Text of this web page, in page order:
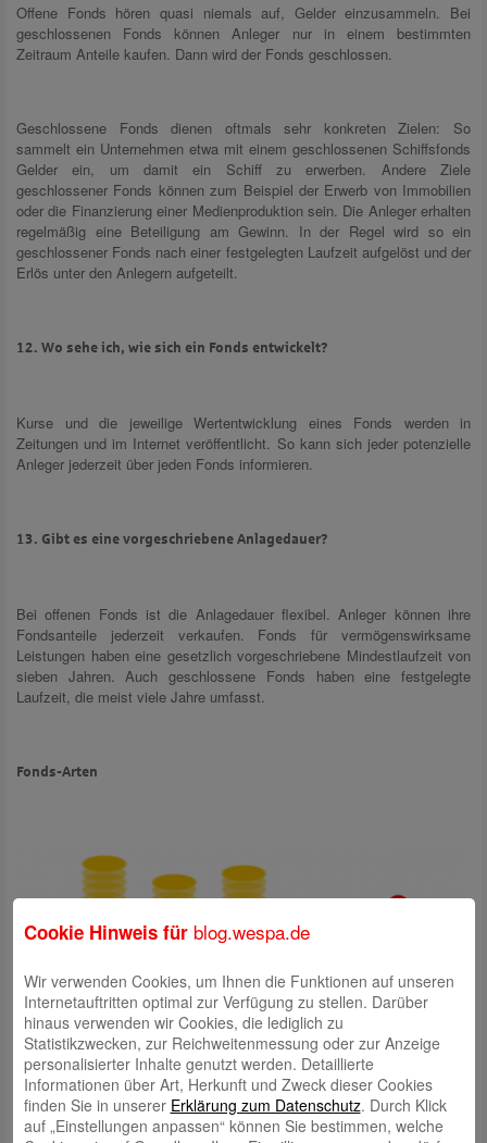
Offene Fonds hören quasi niemals auf, Gelder einzusammeln. Bei
geschlossenen Fonds können Anleger nur in einem bestimmten
Zeitraum Anteile kaufen. Dann wird der Fonds geschlossen.
Geschlossene Fonds dienen oftmals sehr konkreten Zielen: So
sammelt ein Unternehmen etwa mit einem geschlossenen Schiffsfonds
Gelder ein, um damit ein Schiff zu erwerben. Andere Ziele
geschlossener Fonds können zum Beispiel der Erwerb von Immobilien
oder die Finanzierung einer Medienproduktion sein. Die Anleger erhalten
regelmäßig eine Beteiligung am Gewinn. In der Regel wird so ein
geschlossener Fonds nach einer festgelegten Laufzeit aufgelöst und der
Erlös unter den Anlegern aufgeteilt.
12. Wo sehe ich, wie sich ein Fonds entwickelt?
Kurse und die jeweilige Wertentwicklung eines Fonds werden in
Zeitungen und im Internet veröffentlicht. So kann sich jeder potenzielle
Anleger jederzeit über jeden Fonds informieren.
13. Gibt es eine vorgeschriebene Anlagedauer?
Bei offenen Fonds ist die Anlagedauer flexibel. Anleger können ihre
Fondsanteile jederzeit verkaufen. Fonds für vermögenswirksame
Leistungen haben eine gesetzlich vorgeschriebene Mindestlaufzeit von
sieben Jahren. Auch geschlossene Fonds haben eine festgelegte
Laufzeit, die meist viele Jahre umfasst.
Fonds-Arten
14. Was sind Aktienfonds?
Cookie Hinweis für blog.wespa.de
Wir verwenden Cookies, um Ihnen die Funktionen auf unseren
Internetauftritten optimal zur Verfügung zu stellen. Darüber
hinaus verwenden wir Cookies, die lediglich zu
Statistikzwecken, zur Reichweitenmessung oder zur Anzeige
personalisierter Inhalte genutzt werden. Detaillierte
Informationen über Art, Herkunft und Zweck dieser Cookies
finden Sie in unserer Erklärung zum Datenschutz. Durch Klick
auf „Einstellungen anpassen“ können Sie bestimmen, welche